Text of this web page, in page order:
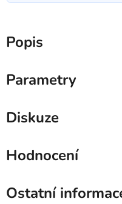
Popis
Parametry
Diskuze
Hodnocení
Ostatní